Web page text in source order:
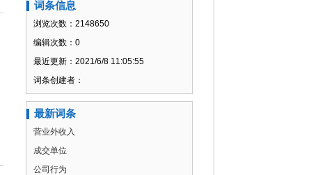
词条信息
浏览次数：2148650
编辑次数：0
最近更新：2021/6/8 11:05:55
词条创建者：
最新词条
营业外收入
成交单位
公司行为